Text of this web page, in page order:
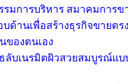
มการบริหาร สมาคมการ
ด้านเพื่อสร้างธุรกิจขายตร
ของตนเอง
ลับเนรมิตผิวสวยสมบูรณ์แบ